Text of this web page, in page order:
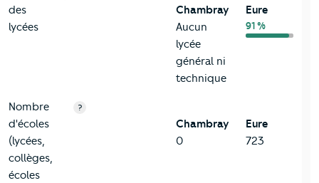
des
lycées
Chambray
Aucun
lycée
général ni
technique
Eure
91 %
Nombre
d'écoles
(lycées,
collèges,
écoles
?
Chambray
0
Eure
723